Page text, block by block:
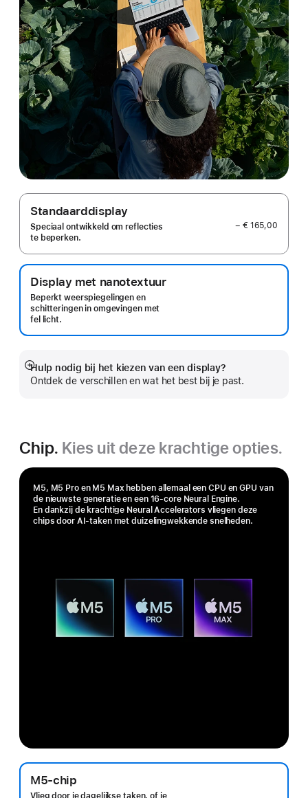
Standaarddisplay
Speciaal ontwikkeld om reflecties
te beperken.
− € 165,00
Display met nanotextuur
Beperkt weerspiegelingen en
schitteringen in omgevingen met
fel licht.
Hulp nodig bij het kiezen van een display?
Ontdek de verschillen en wat het best bij je past.
Meer
Chip. Kies uit deze krachtige opties.
M5, M5 Pro en M5 Max hebben allemaal een CPU en GPU van
de nieuwste generatie en een 16‑core Neural Engine.
En dankzij de krachtige Neural Accelerators vliegen deze
chips door AI-taken met duizelingwekkende snelheden.
M5‑chip
Vlieg door je dagelijkse taken, of je